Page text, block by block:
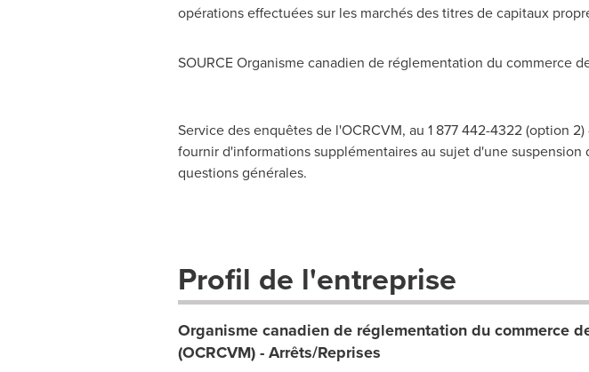
opérations effectuées sur les marchés des titres de capitaux
SOURCE Organisme canadien de réglementation du commerce
Service des enquêtes de l'OCRCVM, au 1 877 442-4322 (option
fournir d'informations supplémentaires au sujet d'une
questions générales.
Profil de l'entreprise
Organisme canadien de réglementation du commerce
(OCRCVM) - Arrêts/Reprises